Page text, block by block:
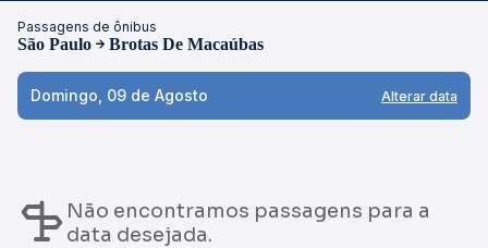
Passagens de ônibus
São Paulo Brotas De Macaúbas
Domingo, 09 de Agosto Alterar data
Não encontramos passagens para a
data desejada.